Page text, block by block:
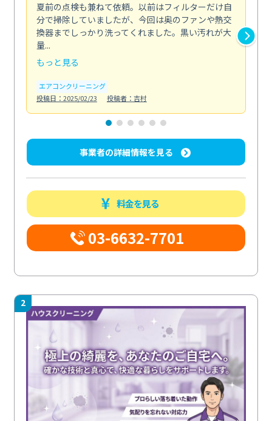
夏前の点検も兼ねて依頼。以前はフィルターだけ自
分で掃除していましたが、今回は奥のファンや熱交
換器までしっかり洗ってくれました。黒い汚れが大
量...
もっと見る
エアコンクリーニング
投稿日：2025/02/23
投稿者：吉村
事業者の詳細情報を見る
料金を見る
03-6632-7701
2